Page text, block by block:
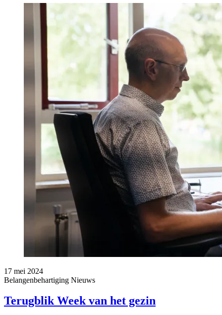
17 mei 2024
Belangenbehartiging Nieuws
Terugblik Week van het gezin